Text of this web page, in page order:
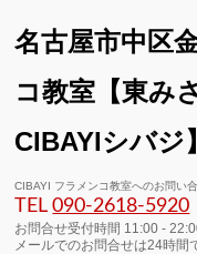
名古屋市中区
コ教室【東み
CIBAYIシバジ】
CIBAYI フラメンコ教室へのお問い
TEL090-2618‐5920
お問合せ受付時間 11:00 -
メールでのお問合せは24時間